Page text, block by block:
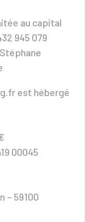
au capital
945 079
est hébergé
00045
– 59100